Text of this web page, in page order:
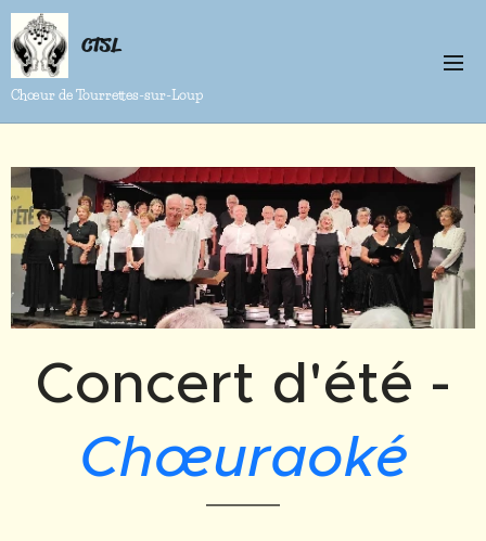
CTSL
Chœur de Tourrettes-sur-Loup
Concert d'été -
Chœuraoké